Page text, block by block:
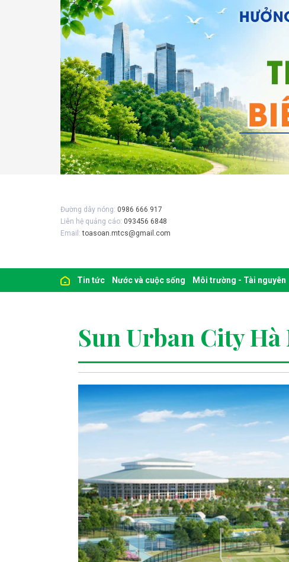
Đường dây nóng: 0986 666 917
Liên hệ quảng cáo: 093456 6848
Email:toasoan.mtcs@gmail.com
Tin tức Nước và cuộc sống Môi trường - Tài nguyên
Sun Urban City Hà